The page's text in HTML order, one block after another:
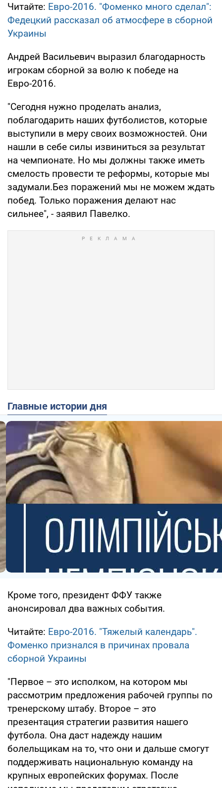
Читайте: Евро-2016. "Фоменко много сделал":
Федецкий рассказал об атмосфере в сборной
Украины
Андрей Васильевич выразил благодарность
игрокам сборной за волю к победе на
Евро-2016.
"Сегодня нужно проделать анализ,
поблагодарить наших футболистов, которые
выступили в меру своих возможностей. Они
нашли в себе силы извиниться за результат
на чемпионате. Но мы должны также иметь
смелость провести те реформы, которые мы
задумали.Без поражений мы не можем ждать
побед. Только поражения делают нас
сильнее", - заявил Павелко.
Главные истории дня
Кроме того, президент ФФУ также
анонсировал два важных события.
Читайте: Евро-2016. "Тяжелый календарь".
Фоменко признался в причинах провала
сборной Украины
"Первое – это исполком, на котором мы
рассмотрим предложения рабочей группы по
тренерскому штабу. Второе – это
презентация стратегии развития нашего
футбола. Она даст надежду нашим
болельщикам на то, что они и дальше смогут
поддерживать национальную команду на
крупных европейских форумах. После